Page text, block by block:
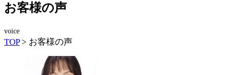
お客様の声
voice
TOP> お客様の声